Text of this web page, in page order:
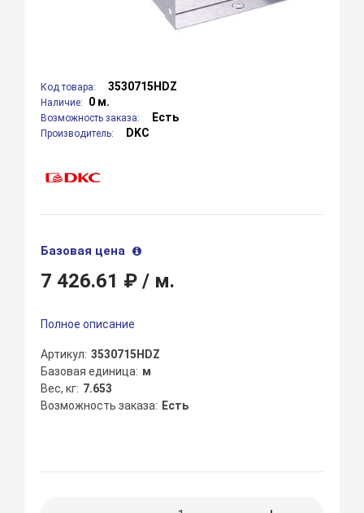
Код товара: 3530715HDZ
Наличие: 0 м.
Возможность заказа: Есть
Производитель: DKC
Базовая цена
7 426.61 ₽/ м.
Полное описание
Артикул 3530715HDZ
Базовая единица м
Вес, кг 7.653
Возможность заказа
Есть